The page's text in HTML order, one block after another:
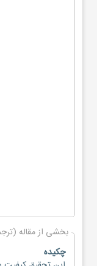
بخشی از مقاله
چکیده